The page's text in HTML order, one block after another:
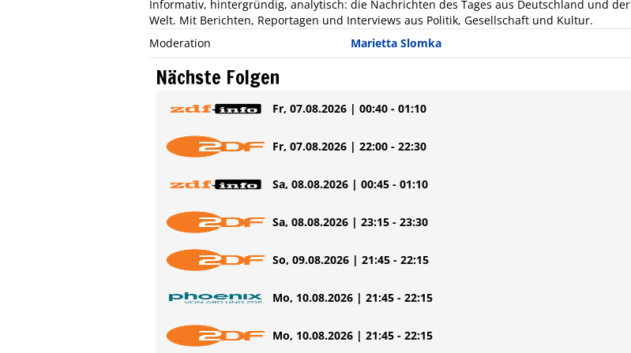
Informativ, hintergründig, analytisch: die Nachrichten des Tages aus Deutschland und der
Welt. Mit Berichten, Reportagen und Interviews aus Politik, Gesellschaft und Kultur.
Moderation
Marietta Slomka
Nächste Folgen
Fr, 07.08.2026 | 00:40 - 01:10
Fr, 07.08.2026 | 22:00 - 22:30
Sa, 08.08.2026 | 00:45 - 01:10
Sa, 08.08.2026 | 23:15 - 23:30
So, 09.08.2026 | 21:45 - 22:15
Mo, 10.08.2026 | 21:45 - 22:15
Mo, 10.08.2026 | 21:45 - 22:15